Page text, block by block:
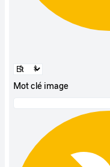
Mot clé image